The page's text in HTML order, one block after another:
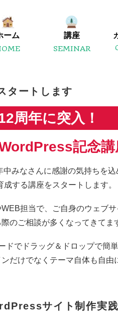
ーム 講座
SEMINAR
タートします
周年に突入！
記念講
みなさんに感謝の気持ちを込
する講座をスタートします。
担当で、ご自身のウェブ
のご相談が多くなってきてま
でドラッグ＆ドロップで簡
だけでなくテーマ自体も自由
サイト制作実